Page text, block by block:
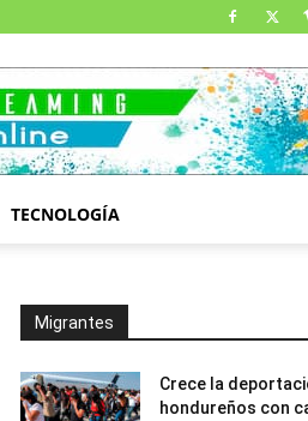
TECNOLOGÍA
Migrantes
Crece la
hondureños con